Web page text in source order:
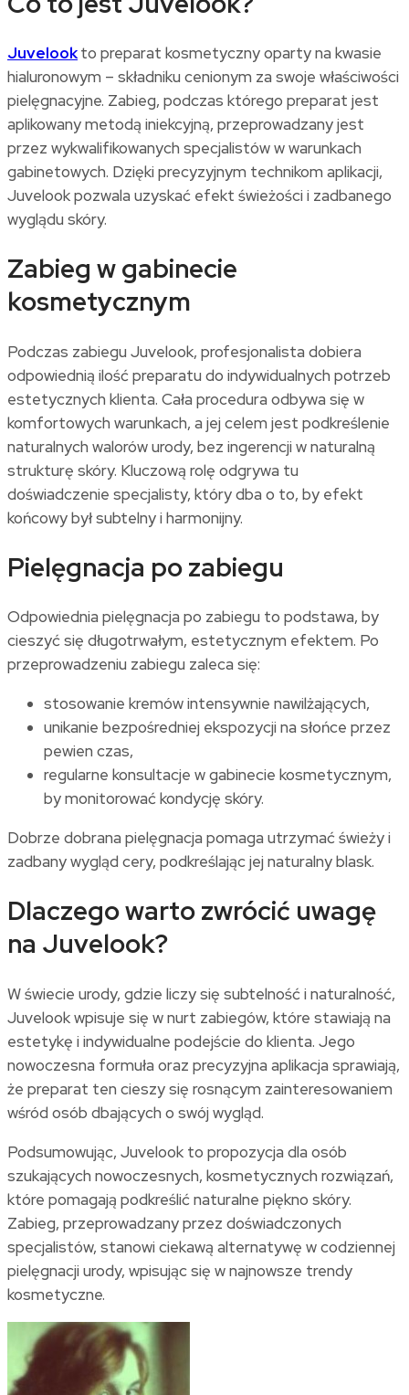
Juvelookto preparat kosmetyczny oparty na kwasie
hialuronowym – składniku cenionym za swoje właściwości
pielęgnacyjne. Zabieg, podczas którego preparat jest
aplikowany metodą iniekcyjną, przeprowadzany jest
przez wykwalifikowanych specjalistów w warunkach
gabinetowych. Dzięki precyzyjnym technikom aplikacji,
Juvelook pozwala uzyskać efekt świeżości i zadbanego
wyglądu skóry.
Zabieg w gabinecie
kosmetycznym
Podczas zabiegu Juvelook, profesjonalista dobiera
odpowiednią ilość preparatu do indywidualnych potrzeb
estetycznych klienta. Cała procedura odbywa się w
komfortowych warunkach, a jej celem jest podkreślenie
naturalnych walorów urody, bez ingerencji w naturalną
strukturę skóry. Kluczową rolę odgrywa tu
doświadczenie specjalisty, który dba o to, by efekt
końcowy był subtelny i harmonijny.
Pielęgnacja po zabiegu
Odpowiednia pielęgnacja po zabiegu to podstawa, by
cieszyć się długotrwałym, estetycznym efektem. Po
przeprowadzeniu zabiegu zaleca się:
stosowanie kremów intensywnie nawilżających,
unikanie bezpośredniej ekspozycji na słońce przez
pewien czas,
regularne konsultacje w gabinecie kosmetycznym,
by monitorować kondycję skóry.
Dobrze dobrana pielęgnacja pomaga utrzymać świeży i
zadbany wygląd cery, podkreślając jej naturalny blask.
Dlaczego warto zwrócić uwagę
na Juvelook?
W świecie urody, gdzie liczy się subtelność i naturalność,
Juvelook wpisuje się w nurt zabiegów, które stawiają na
estetykę i indywidualne podejście do klienta. Jego
nowoczesna formuła oraz precyzyjna aplikacja sprawiają,
że preparat ten cieszy się rosnącym zainteresowaniem
wśród osób dbających o swój wygląd.
Podsumowując, Juvelook to propozycja dla osób
szukających nowoczesnych, kosmetycznych rozwiązań,
które pomagają podkreślić naturalne piękno skóry.
Zabieg, przeprowadzany przez doświadczonych
specjalistów, stanowi ciekawą alternatywę w codziennej
pielęgnacji urody, wpisując się w najnowsze trendy
kosmetyczne.